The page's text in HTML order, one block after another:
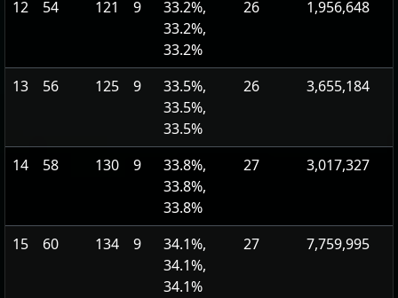
12 54 121 9
33.2%,
33.2%,
33.2%
26 1,956,648
13 56 125 9
33.5%,
33.5%,
33.5%
26 3,655,184
14 58 130 9
33.8%,
33.8%,
33.8%
27 3,017,327
15 60 134 9
34.1%,
34.1%,
34.1%
27 7,759,995